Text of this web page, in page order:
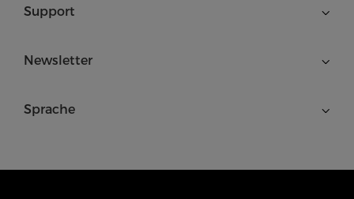
Support
Newsletter
Sprache